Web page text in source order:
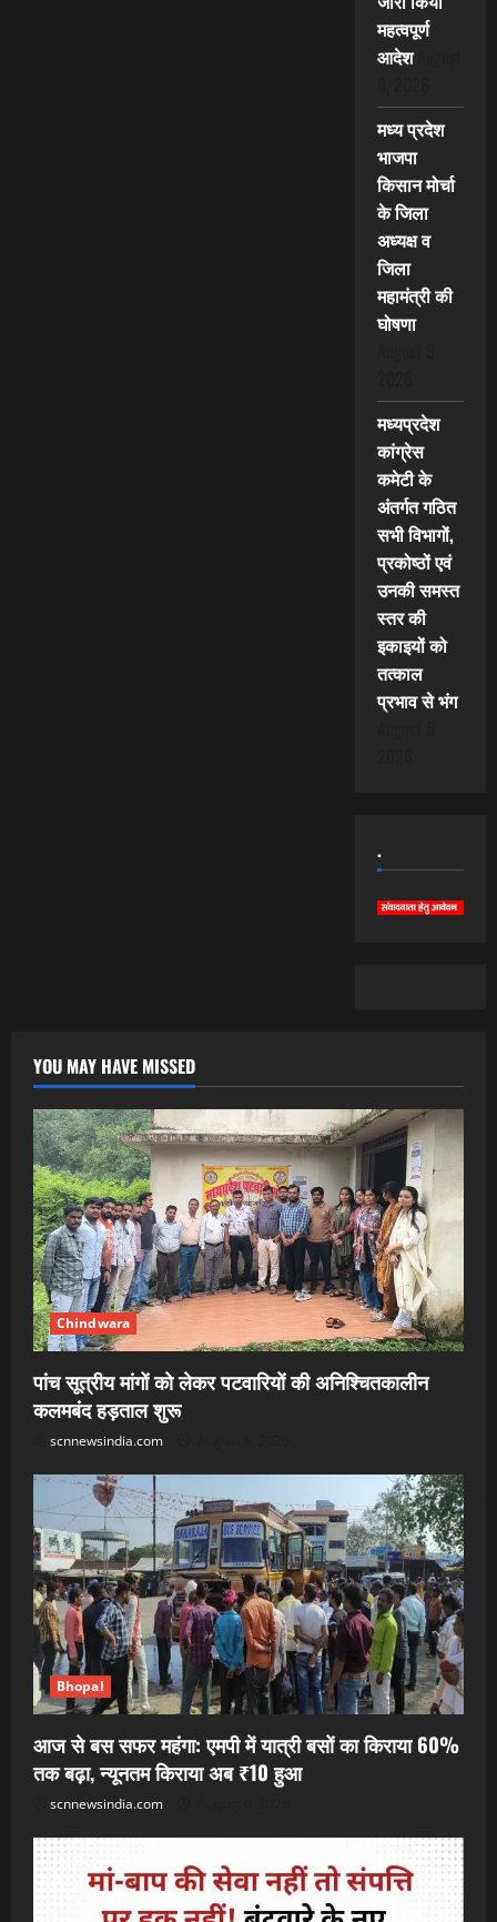
महत्वपूर्ण
आदेश
मध्य प्रदेश
भाजपा
किसान मोर्चा
के जिला
अध्यक्ष व
जिला
महामंत्री की
घोषणा
मध्यप्रदेश
कांग्रेस
कमेटी के
अंतर्गत गठित
सभी विभागों,
प्रकोष्ठों एवं
उनकी समस्त
स्तर की
इकाइयों को
तत्काल
प्रभाव से भंग
.
YOU MAY HAVE MISSED
Chindwara
पांच सूत्रीय मांगों को लेकर पटवारियों की अनिश्चितकालीन
कलमबंद हड़ताल शुरू
scnnewsindia.com
Bhopal
आज से बस सफर महंगा: एमपी में यात्री बसों का किराया 60%
तक बढ़ा, न्यूनतम किराया अब ₹10 हुआ
scnnewsindia.com